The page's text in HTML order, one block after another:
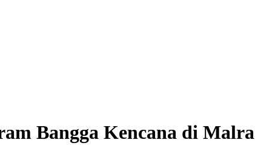
Bangga Kencana di Malra